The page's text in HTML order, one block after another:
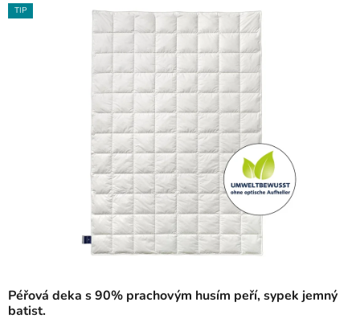
Péřová deka s 90% prachovým husím peří, sypek jemný
batist.
TIP